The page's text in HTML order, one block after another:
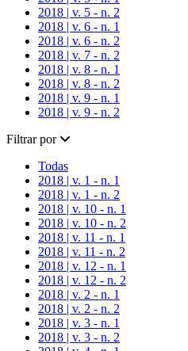
2018 | v. 5 - n. 2
2018 | v. 6 - n. 1
2018 | v. 6 - n. 2
2018 | v. 7 - n. 2
2018 | v. 8 - n. 1
2018 | v. 8 - n. 2
2018 | v. 9 - n. 1
2018 | v. 9 - n. 2
Filtrar por
Todas
2018 | v. 1 - n. 1
2018 | v. 1 - n. 2
2018 | v. 10 - n. 1
2018 | v. 10 - n. 2
2018 | v. 11 - n. 1
2018 | v. 11 - n. 2
2018 | v. 12 - n. 1
2018 | v. 12 - n. 2
2018 | v. 2 - n. 1
2018 | v. 2 - n. 2
2018 | v. 3 - n. 1
2018 | v. 3 - n. 2